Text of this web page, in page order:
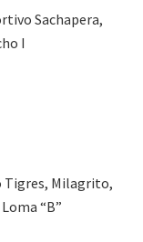
Sachapera,
I
Tigres, Milagrito,
“B”